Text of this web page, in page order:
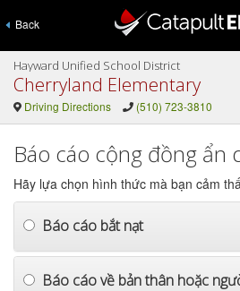
Back
Hayward Unified School District
Cherryland Elementary
Driving Directions (510) 723-3810
Báo cáo cộng đồng ẩn
Hãy lựa chọn hình thức mà bạn cảm
Báo cáo bắt nạt
Báo cáo về bản thân hoặc